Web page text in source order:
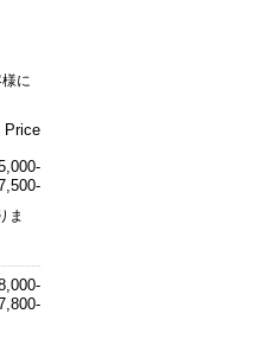
に
Price
ま